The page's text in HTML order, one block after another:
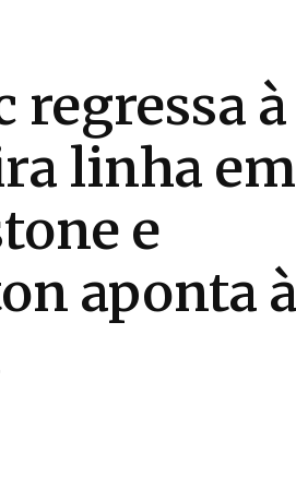
regressa à
linha em
e
aponta